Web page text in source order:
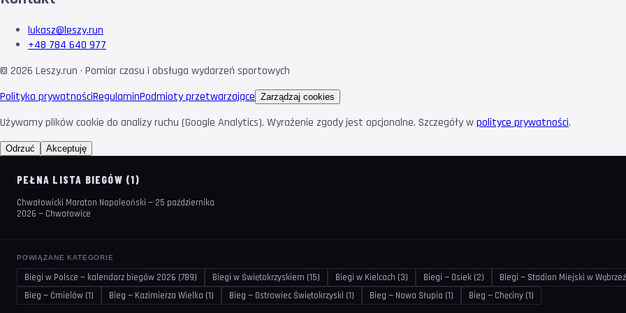
lukasz@leszy.run
+48 784 640 977
© 2026 Leszy.run · Pomiar czasu i obsługa wydarzeń sportowych
Polityka prywatnościRegulaminPodmioty przetwarzające Zarządzaj cookies
Używamy plików cookie do analizy ruchu (Google Analytics). Wyrażenie zgody jest opcjonalne. Szczegóły wpolityce prywatności.
Odrzuć Akceptuję
PEŁNA LISTA BIEGÓW (1)
Chwałowicki Maraton Napoleoński — 25 października
2026 — Chwałowice
POWIĄZANE KATEGORIE
Biegi w Polsce — kalendarz biegów 2026 (789) Biegi w Świętokrzyskiem (15) Biegi w Kielcach (3) Biegi — Osiek (2) Biegi — Stadion Miejski w
Bieg — Ćmielów (1)
Bieg — Kazimierza Wielka (1) Bieg — Ostrowiec Świętokrzyski (1) Bieg — Nowa Słupia (1) Bieg — Chęciny (1)